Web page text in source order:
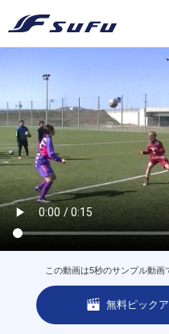
この動画は5秒のサンプル動画
無料ピック